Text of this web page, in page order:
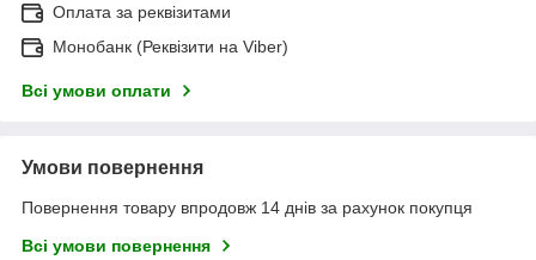
Оплата за реквізитами
Монобанк (Реквізити на Viber)
Всі умови оплати
Умови повернення
Повернення товару впродовж 14 днів за рахунок покупця
Всі умови повернення